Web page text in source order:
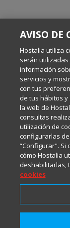
AVISO DE
Hostalia utiliza
serán
información
servicios y
con tus
de tus hábitos
la web de
consultas
utilización de
configurarlas
“Configurar".
cómo Hostalia
deshabilitarlas,
cookies